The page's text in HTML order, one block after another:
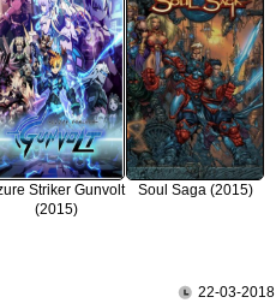
Striker Gunvolt
(2015)
Soul Saga (2015)
22-03-2018